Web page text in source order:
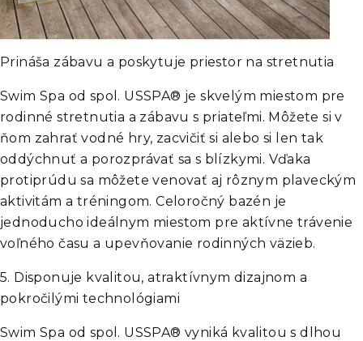
Prináša zábavu a poskytuje priestor na stretnutia
Swim Spa od spol. USSPA® je skvelým miestom pre
rodinné stretnutia a zábavu s priateľmi. Môžete si v
ňom zahrať vodné hry, zacvičiť si alebo si len tak
oddýchnuť a porozprávať sa s blízkymi. Vďaka
protiprúdu sa môžete venovať aj rôznym plaveckým
aktivitám a tréningom. Celoročný bazén je
jednoducho ideálnym miestom pre aktívne trávenie
voľného času a upevňovanie rodinných väzieb.
5. Disponuje kvalitou, atraktívnym dizajnom a
pokročilými technológiami
Swim Spa od spol. USSPA® vyniká kvalitou s dlhou